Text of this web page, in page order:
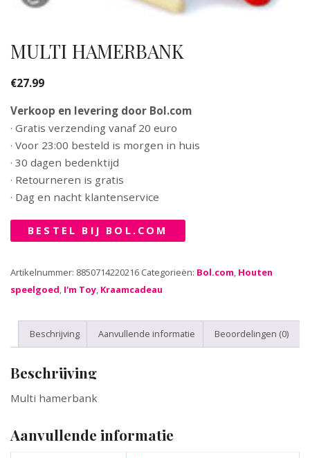
MULTI HAMERBANK
€27.99
Verkoop en levering door Bol.com
· Gratis verzending vanaf 20 euro
· Voor 23:00 besteld is morgen in huis
· 30 dagen bedenktijd
· Retourneren is gratis
· Dag en nacht klantenservice
BESTEL BIJ BOL.COM
Artikelnummer: 8850714220216 Categorieën: Bol.com, Houten
speelgoed, I'm Toy, Kraamcadeau
Beschrijving Aanvullende informatie Beoordelingen (0)
Beschrijving
Multi hamerbank
Aanvullende informatie